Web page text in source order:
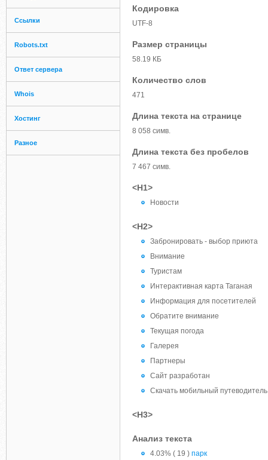
Ссылки
Robots.txt
Ответ сервера
Whois
Хостинг
Разное
Кодировка
UTF-8
Размер страницы
58.19 КБ
Количество слов
471
Длина текста на странице
8 058 симв.
Длина текста без пробелов
7 467 симв.
<H1>
Новости
<H2>
Забронировать - выбор приюта
Внимание
Туристам
Интерактивная карта Таганая
Информация для посетителей
Обратите внимание
Текущая погода
Галерея
Партнеры
Сайт разработан
Скачать мобильный
<H3>
Анализ текста
4.03% ( 19 ) парк